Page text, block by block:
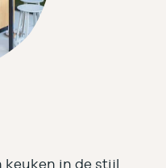
keuken in de stijl